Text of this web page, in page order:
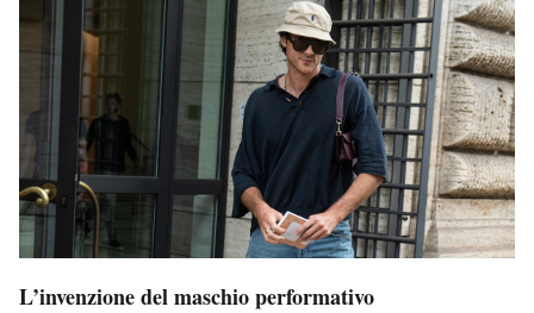
L’invenzione del maschio performativo